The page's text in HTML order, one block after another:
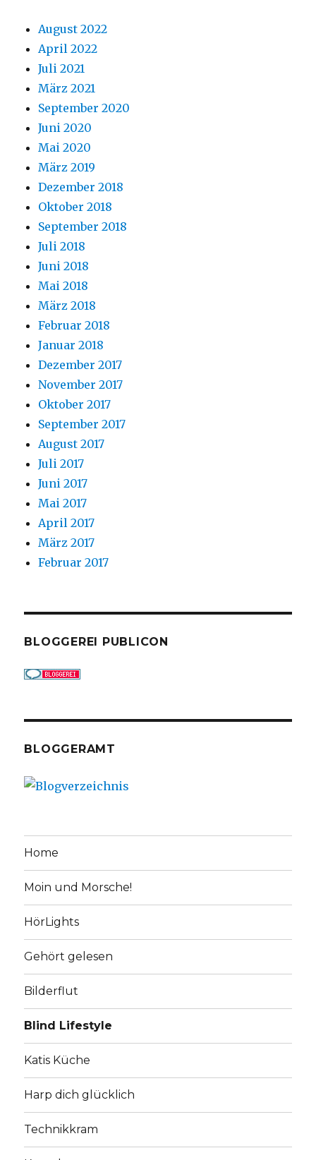
August 2022
April 2022
Juli 2021
März 2021
September 2020
Juni 2020
Mai 2020
März 2019
Dezember 2018
Oktober 2018
September 2018
Juli 2018
Juni 2018
Mai 2018
März 2018
Februar 2018
Januar 2018
Dezember 2017
November 2017
Oktober 2017
September 2017
August 2017
Juli 2017
Juni 2017
Mai 2017
April 2017
März 2017
Februar 2017
BLOGGEREI PUBLICON
BLOGGERAMT
Home
Moin und Morsche!
HörLights
Gehört gelesen
Bilderflut
Blind Lifestyle
Katis Küche
Harp dich glücklich
Technikkram